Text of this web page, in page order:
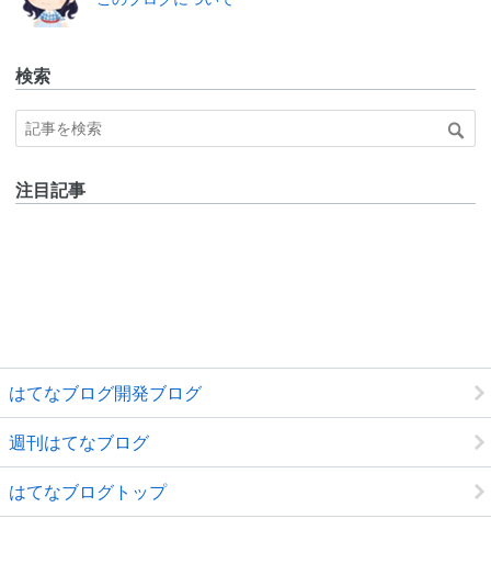
ログ
検索
注目記事
はてなブログ開発ブログ
週刊はてなブログ
はてなブログトップ